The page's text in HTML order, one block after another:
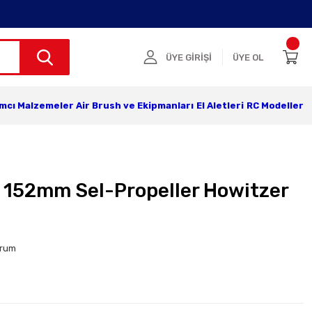
ÜYE GİRİŞİ ÜYE OL
Malzemeler Air Brush ve Ekipmanları El Aletleri RC Modeller
Sel-Propeller Howitzer